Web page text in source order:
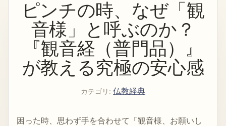
ピンチの時、なぜ「観
音様」と呼ぶのか？
『観音経（普門品）』
が教える究極の安心感
カテゴリ : 仏教経典
困った時、思わず手を合わせて「観音様、お願いし